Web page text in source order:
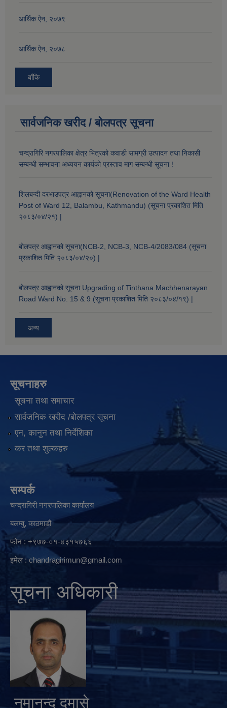
आर्थिक ऐन, २०७९
आर्थिक ऐन, २०७८
बाँकि
सार्वजनिक खरीद / बोलपत्र सूचना
चन्द्रागिरि नगरपालिका क्षेत्र भित्रको कवाडी सामग्री उत्पादन तथा निकासी
सम्बन्धी सम्भावना अध्ययन कार्यको प्रस्ताव माग सम्बन्धी सूचना !
शिलबन्दी दरभाउपत्र आह्वानको सूचना(Renovation of the Ward Health
Post of Ward 12, Balambu, Kathmandu) (सूचना प्रकाशित मिति
२०८३/०४/२१) |
बोलपत्र आह्वानको सूचना(NCB-2, NCB-3, NCB-4/2083/084 (सूचना
प्रकाशित मिति २०८३/०४/२०) |
बोलपत्र आह्वानको सूचना Upgrading of Tinthana Machhenarayan
Road Ward No. 15 & 9 (सूचना प्रकाशित मिति २०८३/०४/१९) |
अन्य
सूचनाहरु
सूचना तथा समाचार
सार्वजनिक खरीद /बोलपत्र सूचना
एन, कानुन तथा निर्देशिका
कर तथा शुल्कहरु
सम्पर्क
चन्द्रागिरी नगरपालिका कार्यालय
बलम्वु, काठमाडौं
फोन : +९७७-०१-४३१५७६६
इमेल :chandragirimun@gmail.com
सूचना अधिकारी
नुमानन्द दमासे